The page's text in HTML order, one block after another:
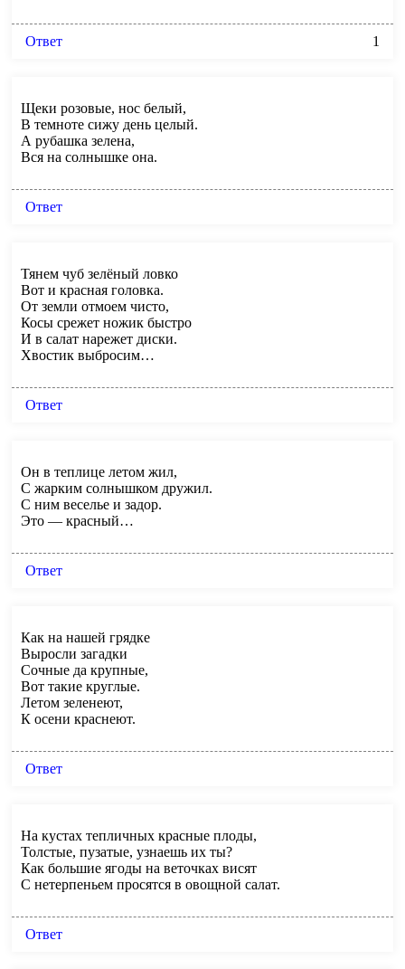
Ответ 1
Щеки розовые, нос белый,
В темноте сижу день целый.
А рубашка зелена,
Вся на солнышке она.
Ответ
Тянем чуб зелёный ловко
Вот и красная головка.
От земли отмоем чисто,
Косы срежет ножик быстро
И в салат нарежет диски.
Хвостик выбросим…
Ответ
Он в теплице летом жил,
С жарким солнышком дружил.
С ним веселье и задор.
Это — красный…
Ответ
Как на нашей грядке
Выросли загадки
Сочные да крупные,
Вот такие круглые.
Летом зеленеют,
К осени краснеют.
Ответ
На кустах тепличных красные плоды,
Толстые, пузатые, узнаешь их ты?
Как большие ягоды на веточках висят
С нетерпеньем просятся в овощной салат.
Ответ